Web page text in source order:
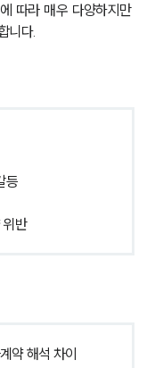
따라 매우 다양하지만
니다.
등
반
약 해석 차이